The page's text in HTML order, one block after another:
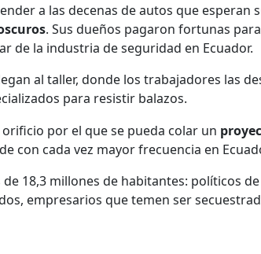
a las decenas de autos que esperan
. Sus dueños pagaron fortunas para
de la industria de seguridad en Ecuador.
al taller, donde los trabajadores las
para resistir balazos.
por el que se pueda colar un
con cada vez mayor frecuencia en
de 18,3 millones de habitantes: políticos
empresarios que temen ser